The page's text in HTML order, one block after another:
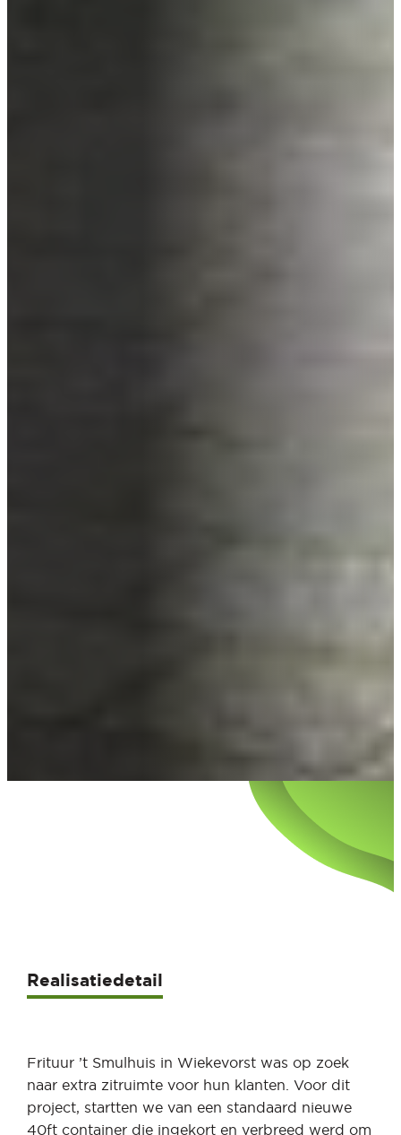
Realisatiedetail
Frituur ’t Smulhuis in Wiekevorst was op zoek
naar extra zitruimte voor hun klanten. Voor dit
project, startten we van een standaard nieuwe
40ft container die ingekort en verbreed werd om